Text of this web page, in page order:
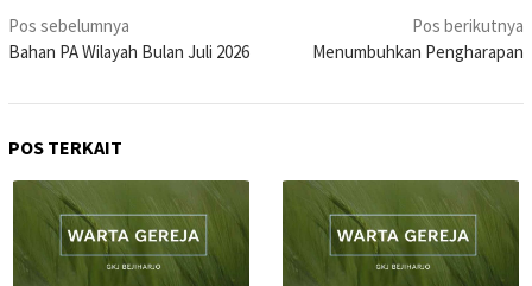
Navigasi
pos
Pos sebelumnya
Bahan PA Wilayah Bulan Juli 2026
Pos berikutnya
Menumbuhkan Pengharapan
POS TERKAIT